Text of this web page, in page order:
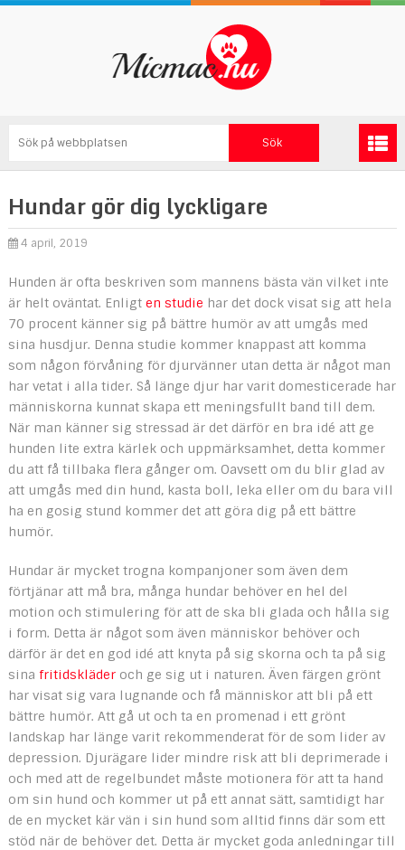
Hundar gör dig lyckligare
4 april, 2019
Hunden är ofta beskriven som mannens bästa vän vilket inte
är helt oväntat. Enligt en studie har det dock visat sig att hela
70 procent känner sig på bättre humör av att umgås med
sina husdjur. Denna studie kommer knappast att komma
som någon förvåning för djurvänner utan detta är något man
har vetat i alla tider. Så länge djur har varit domesticerade har
människorna kunnat skapa ett meningsfullt band till dem.
När man känner sig stressad är det därför en bra idé att ge
hunden lite extra kärlek och uppmärksamhet, detta kommer
du att få tillbaka flera gånger om. Oavsett om du blir glad av
att umgås med din hund, kasta boll, leka eller om du bara vill
ha en gosig stund kommer det att göra dig på ett bättre
humör.
Hundar är mycket trogna kompanjoner som även dem
förtjänar att må bra, många hundar behöver en hel del
motion och stimulering för att de ska bli glada och hålla sig
i form. Detta är något som även människor behöver och
därför är det en god idé att knyta på sig skorna och ta på sig
sina fritidskläderoch ge sig ut i naturen. Även färgen grönt
har visat sig vara lugnande och få människor att bli på ett
bättre humör. Att gå ut och ta en promenad i ett grönt
landskap har länge varit rekommenderat för de som lider av
depression. Djurägare lider mindre risk att bli deprimerade i
och med att de regelbundet måste motionera för att ta hand
om sin hund och kommer ut på ett annat sätt, samtidigt har
de en mycket kär vän i sin hund som alltid finns där som ett
stöd när de behöver det. Detta är mycket goda anledningar till